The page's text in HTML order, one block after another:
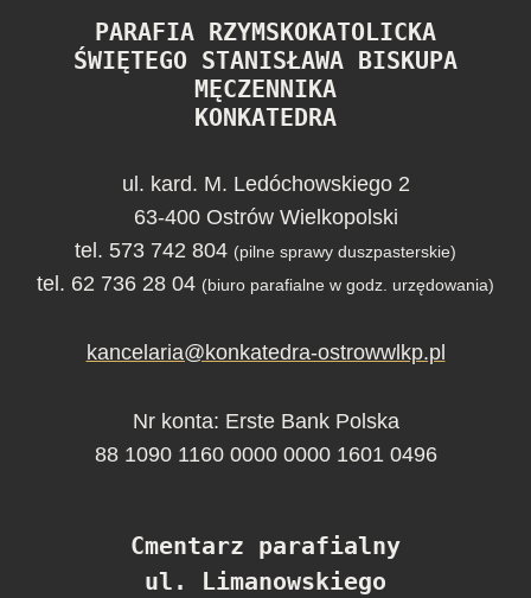
PARAFIA RZYMSKOKATOLICKA
ŚWIĘTEGO STANISŁAWA BISKUPA
MĘCZENNIKA
KONKATEDRA
ul. kard. M. Ledóchowskiego 2
63-400 Ostrów Wielkopolski
tel. 573 742 804 (pilne sprawy duszpasterskie)
tel. 62 736 28 04 (biuro parafialne w godz. urzędowania)
kancelaria@konkatedra-ostrowwlkp.pl
Nr konta: Erste Bank Polska
88 1090 1160 0000 0000 1601 0496
Cmentarz parafialny
ul. Limanowskiego